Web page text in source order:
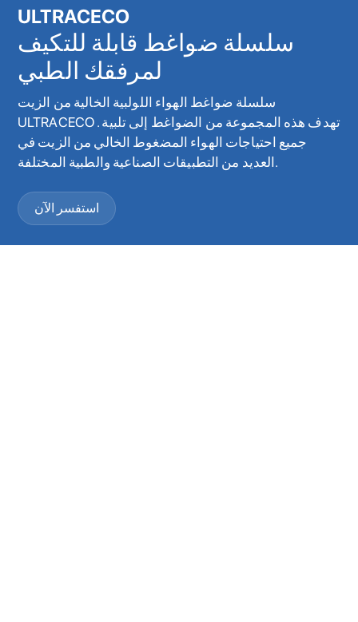
ULTRACECO
سلسلة ضواغط قابلة للتكيف
لمرفقك الطبي
سلسلة ضواغط الهواء اللولبية الخالية من الزيت
ULTRACECO . تهدف هذه المجموعة من الضواغط إلى تلبية
جميع احتياجات الهواء المضغوط الخالي من الزيت في
العديد من التطبيقات الصناعية والطبية المختلفة.
استفسر الآن